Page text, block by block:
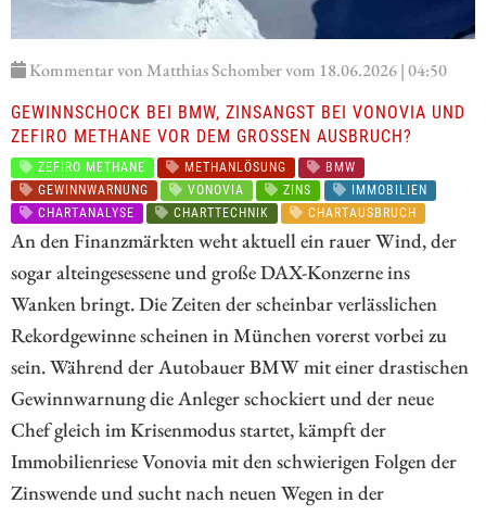
Kommentar von Matthias Schomber vom 18.06.2026 | 04:50
GEWINNSCHOCK BEI BMW, ZINSANGST BEI VONOVIA UND
ZEFIRO METHANE VOR DEM GROSSEN AUSBRUCH?
ZEFIRO METHANE METHANLÖSUNG
BMW
GEWINNWARNUNG
VONOVIA ZINS
IMMOBILIEN
CHARTANALYSE
CHARTTECHNIK CHARTAUSBRUCH
An den Finanzmärkten weht aktuell ein rauer Wind, der
sogar alteingesessene und große DAX-Konzerne ins
Wanken bringt. Die Zeiten der scheinbar verlässlichen
Rekordgewinne scheinen in München vorerst vorbei zu
sein. Während der Autobauer BMW mit einer drastischen
Gewinnwarnung die Anleger schockiert und der neue
Chef gleich im Krisenmodus startet, kämpft der
Immobilienriese Vonovia mit den schwierigen Folgen der
Zinswende und sucht nach neuen Wegen in der